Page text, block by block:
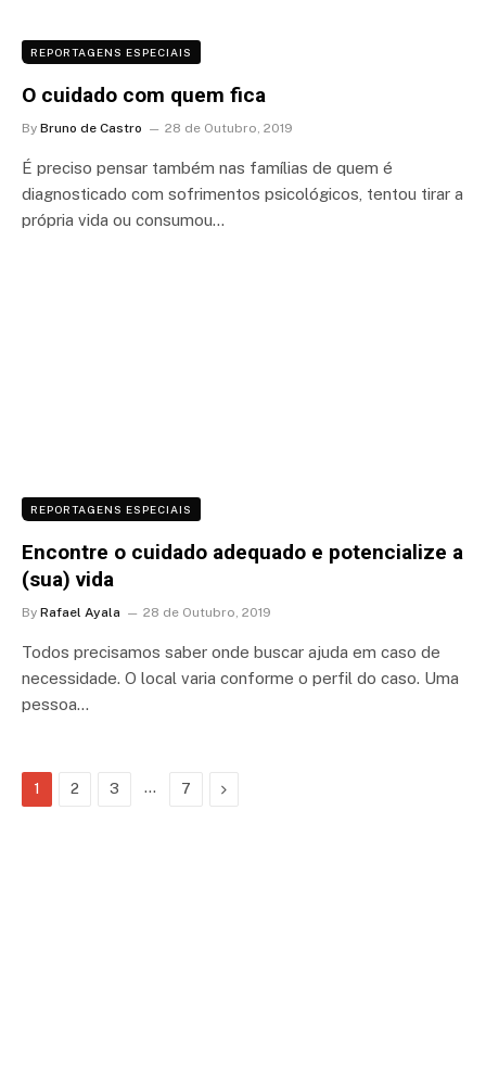
REPORTAGENS ESPECIAIS
O cuidado com quem fica
By Bruno de Castro 28 de Outubro, 2019
É preciso pensar também nas famílias de quem é
diagnosticado com sofrimentos psicológicos, tentou tirar a
própria vida ou consumou…
REPORTAGENS ESPECIAIS
Encontre o cuidado adequado e potencialize a
(sua) vida
By Rafael Ayala 28 de Outubro, 2019
Todos precisamos saber onde buscar ajuda em caso de
necessidade. O local varia conforme o perfil do caso. Uma
pessoa…
1 2 3 … 7 Next